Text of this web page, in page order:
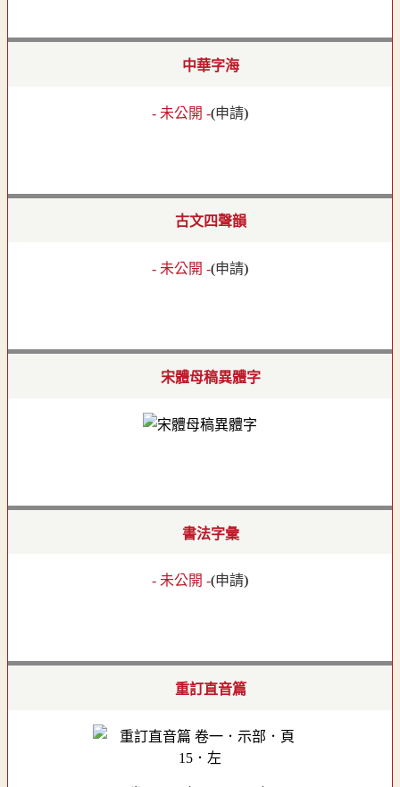
中華字海
- 未公開 -(申請)
古文四聲韻
- 未公開 -(申請)
宋體母稿異體字
書法字彙
- 未公開 -(申請)
重訂直音篇